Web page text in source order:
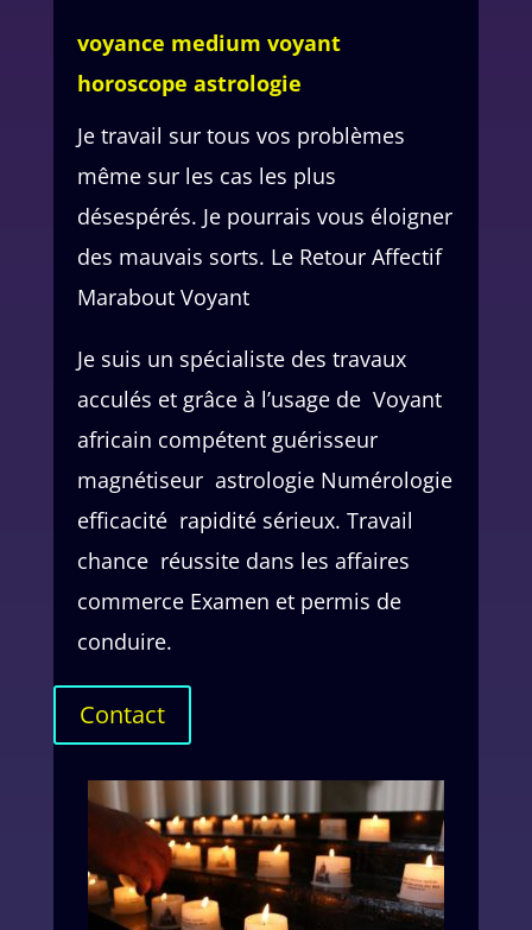
voyance medium voyant
horoscope astrologie
Je travail sur tous vos problèmes
même sur les cas les plus
désespérés. Je pourrais vous éloigner
des mauvais sorts. Le Retour Affectif
Marabout Voyant
Je suis un spécialiste des travaux
acculés et grâce à l’usage de Voyant
africain compétent guérisseur
magnétiseur astrologie Numérologie
efficacité rapidité sérieux. Travail
chance réussite dans les affaires
commerce Examen et permis de
conduire.
Contact